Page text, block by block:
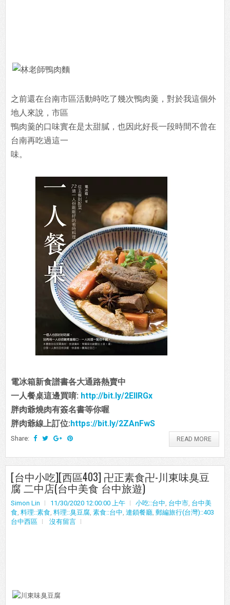
之前還在台南市區活動時吃了幾次鴨肉羹，對於我這個外
地人來說，市區
鴨肉羹的口味實在是太甜膩，也因此好長一段時間不曾在
台南再吃過這一
味。
電冰箱新食譜書各大通路熱賣中
一人餐桌這邊買唷: http://bit.ly/2EIIRGx
胖肉爺燒肉有簽名書等你喔
胖肉爺線上訂位:https://bit.ly/2ZAnFwS
Share: READ MORE
[台中小吃][西區403] 卍正素食卍-川東味臭豆
腐 二中店(台中美食 台中旅遊)
Simon Lin 11/30/2020 12:00:00 上午 小吃::台中, 台中市, 台中美
食, 料理::素食, 料理::臭豆腐, 素食::台中, 連鎖餐廳, 郵編旅行(台灣)::403
台中西區
沒有留言